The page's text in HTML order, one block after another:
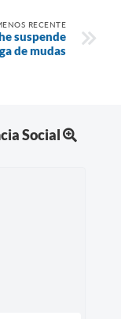
RECENTE
suspende
de mudas
Social